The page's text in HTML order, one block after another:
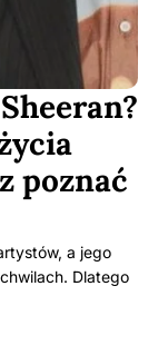
poznać
a jego
Dlatego